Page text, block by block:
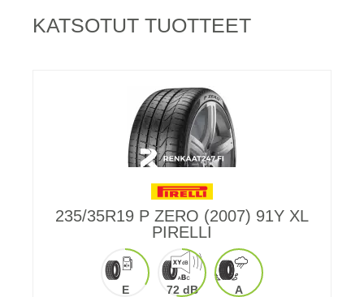
KATSOTUT TUOTTEET
235/35R19 P ZERO (2007) 91Y XL
PIRELLI
E 72 dB A